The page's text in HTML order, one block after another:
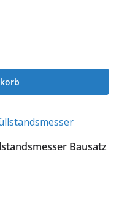
Bausatz